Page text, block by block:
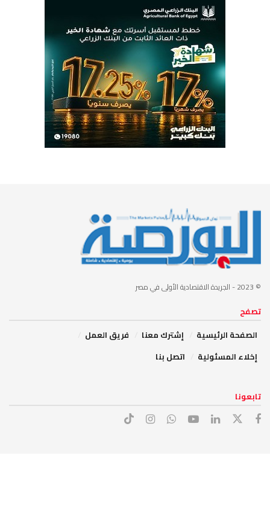
© 2023 - الجريدة الاقتصادية الأولى في مصر
تصفح
الصفحة الرئيسية
إشترك معنا
فريق العمل
إخلاء المسئولية
اتصل بنا
تابعونا